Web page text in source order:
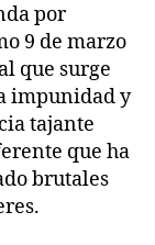
por
9 de marzo
que surge
impunidad y
tajante
que ha
brutales